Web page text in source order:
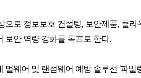
으로 정보보호 컨설팅, 보안제품, 클
보안 역량 강화를 목표로 한다.
웨어 및 랜섬웨어 예방 솔루션 ‘파